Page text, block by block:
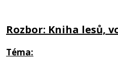
Rozbor: Kniha lesů,
Téma: